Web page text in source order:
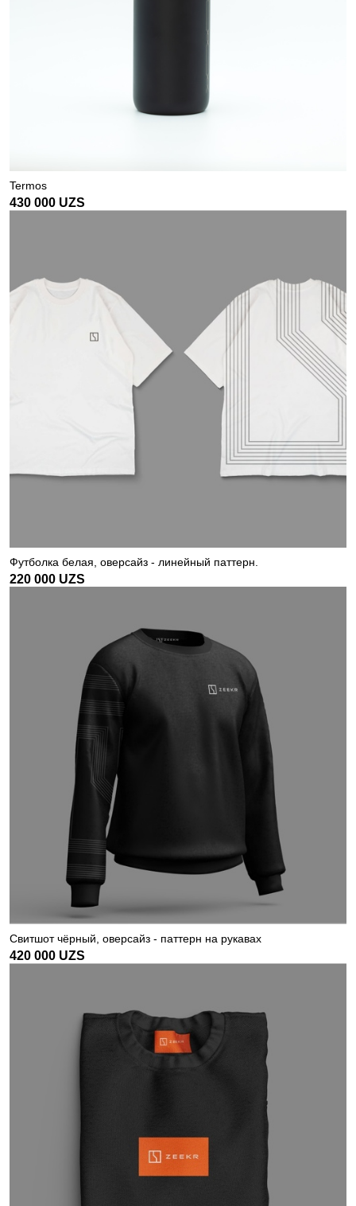
Termos
430 000 UZS
Футболка белая, оверсайз - линейный паттерн.
220 000 UZS
Свитшот чёрный, оверсайз - паттерн на рукавах
420 000 UZS